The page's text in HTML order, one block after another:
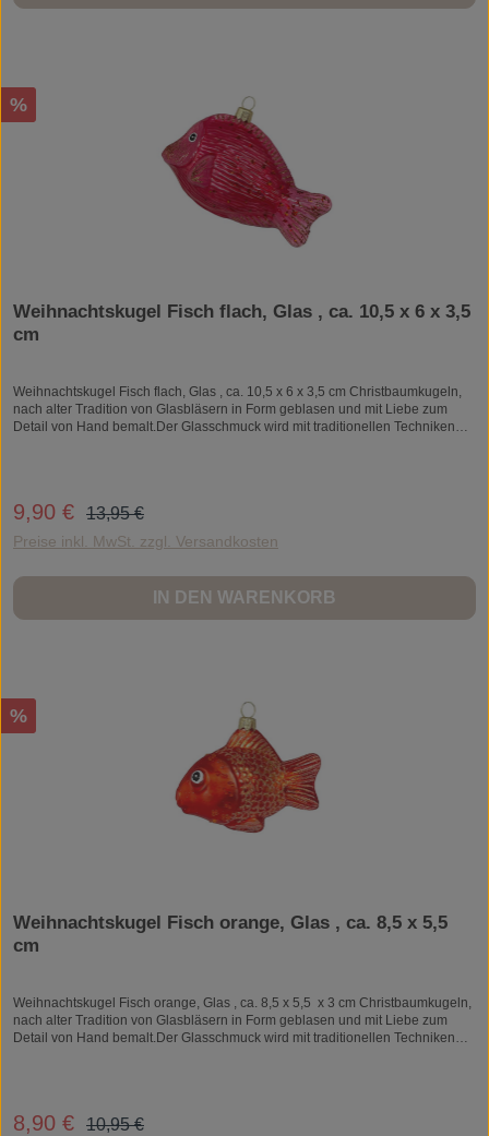
Rabatt
%
Weihnachtskugel Fisch flach, Glas , ca. 10,5 x 6 x 3,5
cm
Weihnachtskugel Fisch flach, Glas , ca. 10,5 x 6 x 3,5 cm Christbaumkugeln,
nach alter Tradition von Glasbläsern in Form geblasen und mit Liebe zum
Detail von Hand bemalt.Der Glasschmuck wird mit traditionellen Techniken
3,5 cm
Verkaufspreis:
9,90 € Regulärer Preis:
13,95 €
Preise inkl. MwSt. zzgl. Versandkosten
IN DEN WARENKORB
Rabatt
%
Weihnachtskugel Fisch orange, Glas , ca. 8,5 x 5,5
cm
Weihnachtskugel Fisch orange, Glas , ca. 8,5 x 5,5 x 3 cm Christbaumkugeln,
nach alter Tradition von Glasbläsern in Form geblasen und mit Liebe zum
Detail von Hand bemalt.Der Glasschmuck wird mit traditionellen Techniken
5,5 cm
Verkaufspreis:
8,90 € Regulärer Preis:
10,95 €